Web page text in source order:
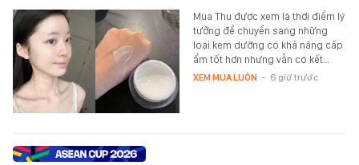
Mùa Thu được xem là thời điểm lý
tưởng để chuyển sang những
loại kem dưỡng có khả năng cấp
ẩm tốt hơn nhưng vẫn có kết…
XEM MUA LUÔN - 6 giờ trước